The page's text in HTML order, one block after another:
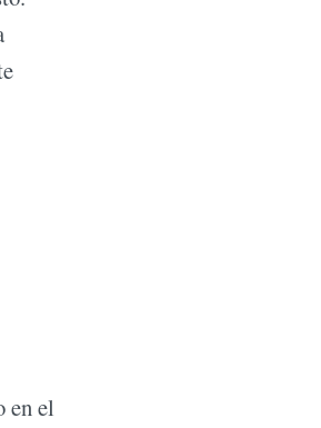
en el